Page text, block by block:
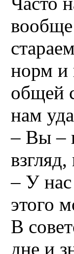
норм и
общей
нам
– Вы –
– У нас
этого
В
дне и